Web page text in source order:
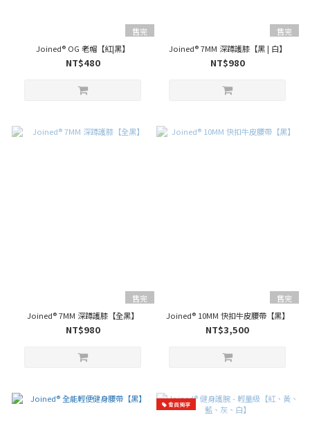
售完
Joined® OG 老帽【紅|黑】
NT$480
售完
Joined® 7MM 深蹲護膝【黑 | 白】
NT$980
售完
Joined® 7MM 深蹲護膝【全黑】
NT$980
售完
Joined® 10MM 快扣牛皮腰帶【黑】
NT$3,500
會員獨享